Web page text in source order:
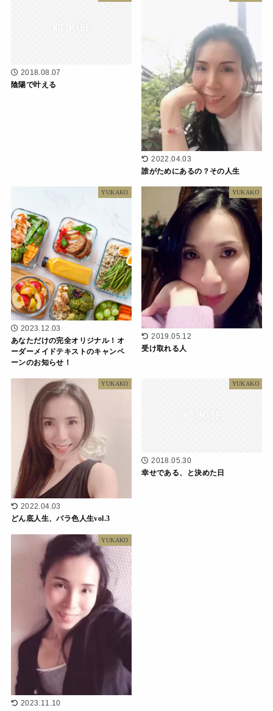
2018.08.07
陰陽で叶える
2022.04.03
誰がためにあるの？その人生
YUKAKO
2023.12.03
あなただけの完全オリジナル！オ
ーダーメイドテキストのキャンペ
ーンのお知らせ！
YUKAKO
2019.05.12
受け取れる人
YUKAKO
2022.04.03
どん底人生、バラ色人生vol.3
YUKAKO
2018.05.30
幸せである、と決めた日
YUKAKO
2023.11.10